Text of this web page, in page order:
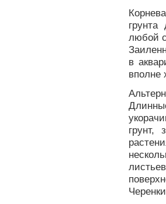
любой
в
вполне
грунт,